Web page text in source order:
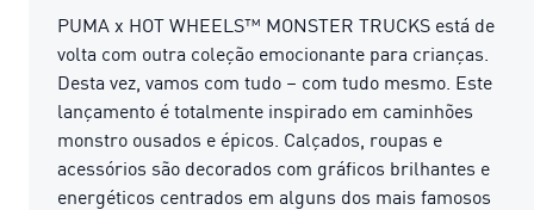
PUMA x HOT WHEELS™ MONSTER TRUCKS está de
volta com outra coleção emocionante para crianças.
Desta vez, vamos com tudo – com tudo mesmo. Este
lançamento é totalmente inspirado em caminhões
monstro ousados e épicos. Calçados, roupas e
acessórios são decorados com gráficos brilhantes e
energéticos centrados em alguns dos mais famosos